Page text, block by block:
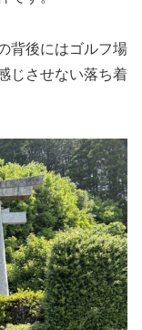
背後にはゴルフ場
じさせない落ち着